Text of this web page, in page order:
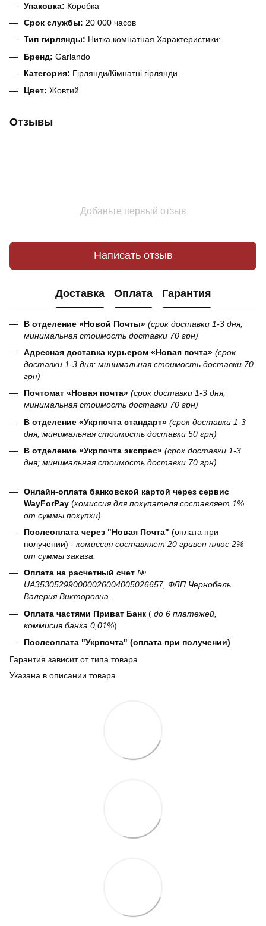
Упаковка: Коробка
Срок службы: 20 000 часов
Тип гирлянды: Нитка комнатная Характеристики:
Бренд: Garlando
Категория: Гірлянди/Кімнатні гірлянди
Цвет: Жовтий
Отзывы
Добавьте первый отзыв
Написать отзыв
Доставка Оплата Гарантия
В отделение «Новой Почты» (срок доставки 1-3 дня;
минимальная стоимость доставки 70 грн)
Адресная доставка курьером «Новая почта» (срок
доставки 1-3 дня; минимальная стоимость доставки 70
грн)
Почтомат «Новая почта» (срок доставки 1-3 дня;
минимальная стоимость доставки 70 грн)
В отделение «Укрпочта стандарт» (срок доставки 1-3
дня; минимальная стоимость доставки 50 грн)
В отделение «Укрпочта экспрес» (срок доставки 1-3
дня; минимальная стоимость доставки 70 грн)
Онлайн-оплата банковской картой через сервис
WayForPay (комиссия для покупателя составляет 1%
от суммы покупки)
Послеоплата через "Новая Почта" (оплата при
получении) - комиссия составляет 20 гривен плюс 2%
от суммы заказа.
Оплата на расчетный счет №
UA353052990000026004005026657, ФЛП Чернобель
Валерия Викторовна.
Оплата частями Приват Банк ( до 6 платежей,
коммисия банка 0,01%)
Послеоплата "Укрпочта" (оплата при получении)
Гарантия зависит от типа товара
Указана в описании товара